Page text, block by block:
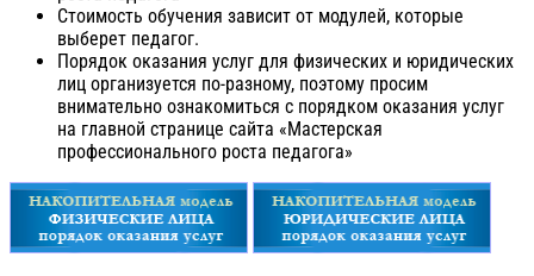
Стоимость обучения зависит от модулей, которые
выберет педагог.
Порядок оказания услуг для физических и юридических
лиц организуется по-разному, поэтому просим
внимательно ознакомиться с порядком оказания услуг
на главной странице сайта «Мастерская
профессионального роста педагога»